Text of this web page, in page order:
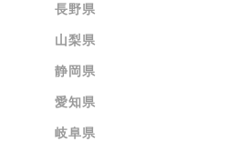
長野県
山梨県
静岡県
愛知県
岐阜県